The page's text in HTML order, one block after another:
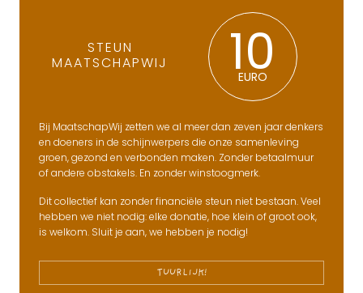
STEUN
MAATSCHAPWIJ
10
EURO
Bij MaatschapWij zetten we al meer dan zeven jaar denkers
en doeners in de schijnwerpers die onze samenleving
groen, gezond en verbonden maken. Zonder betaalmuur
of andere obstakels. En zonder winstoogmerk.
Dit collectief kan zonder financiële steun niet bestaan. Veel
hebben we niet nodig: elke donatie, hoe klein of groot ook,
is welkom. Sluit je aan, we hebben je nodig!
TUURLIJK!